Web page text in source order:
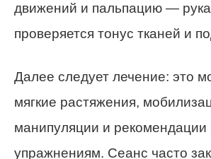
движений и пальпацию —
проверяется тонус тканей и
Далее следует лечение: это
мягкие растяжения,
манипуляции и
упражнениям. Сеанс часто